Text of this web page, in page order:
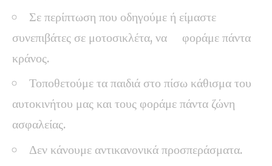
Σε περίπτωση που οδηγούμε ή είμαστε
συνεπιβάτες σε μοτοσικλέτα, να φοράμε πάντα
κράνος.
Τοποθετούμε τα παιδιά στο πίσω κάθισμα του
αυτοκινήτου μας και τους φοράμε πάντα ζώνη
ασφαλείας.
Δεν κάνουμε αντικανονικά προσπεράσματα.